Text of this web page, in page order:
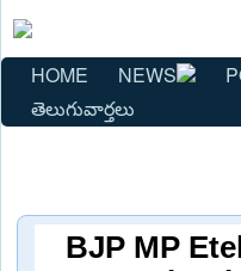
HOME NEWS
తెలుగువార్తలు
BJP MP